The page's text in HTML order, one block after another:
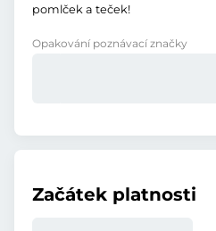
pomlček a teček!
Opakování poznávací značky
Začátek platnosti